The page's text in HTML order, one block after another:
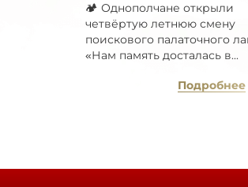
🏕 Однополчане открыли
четвёртую летнюю смену
поискового палаточного
«Нам память досталась в...
Подробнее